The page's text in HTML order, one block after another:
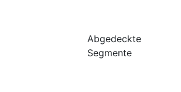
Abgedeckte
Segmente